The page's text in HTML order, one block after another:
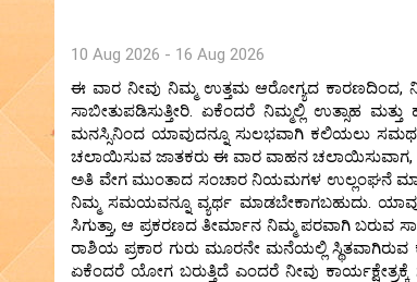
10 Aug 2026 - 16 Aug 2026
ಈ ವಾರ ನೀವು ನಿಮ್ಮ ಉತ್ತಮ ಆರೋಗ್ಯದ ಕಾರಣದಿಂದ,
ಸಾಬೀತುಪಡಿಸುತ್ತೀರಿ. ಏಕೆಂದರೆ ನಿಮ್ಮಲ್ಲಿ ಉತ್ಸಾಹ
ಮನಸ್ಸಿನಿಂದ ಯಾವುದನ್ನೂ ಸುಲಭವಾಗಿ ಕಲಿಯಲು
ಚಲಾಯಿಸುವ ಜಾತಕರು ಈ ವಾರ ವಾಹನ ಚಲಾಯಿಸುವಾಗ,
ಅತಿ ವೇಗ ಮುಂತಾದ ಸಂಚಾರ ನಿಯಮಗಳ ಉಲ್ಲಂಘನೆ
ನಿಮ್ಮ ಸಮಯವನ್ನೂ ವ್ಯರ್ಥ ಮಾಡಬೇಕಾಗಬಹುದು.
ಸಿಗುತ್ತಾ, ಆ ಪ್ರಕರಣದ ತೀರ್ಮಾನ ನಿಮ್ಮ ಪರವಾಗಿ ಬರುವ
ರಾಶಿಯ ಪ್ರಕಾರ ಗುರು ಮೂರನೇ ಮನೆಯಲ್ಲಿ
ಏಕೆಂದರೆ ಯೋಗ ಬರುತ್ತಿದೆ ಎಂದರೆ ನೀವು